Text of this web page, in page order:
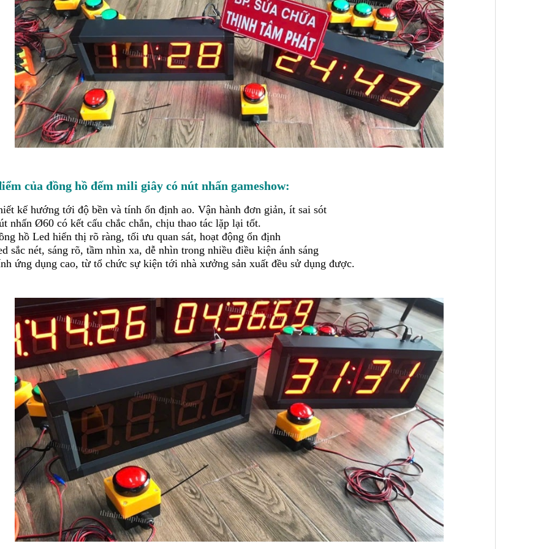
của đồng hồ đếm mili giây có nút nhấn gameshow:
kế hướng tới độ bền và tính ổn định ao. Vận hành đơn giản, ít sai sót
nhấn Ø60 có kết cấu chắc chắn, chịu thao tác lặp lại tốt.
hồ Led hiển thị rõ ràng, tối ưu quan sát, hoạt động ổn định
sắc nét, sáng rõ, tầm nhìn xa, dễ nhìn trong nhiều điều kiện ánh sáng
ứng dụng cao, từ tổ chức sự kiện tới nhà xưởng sản xuất đều sử dụng được.